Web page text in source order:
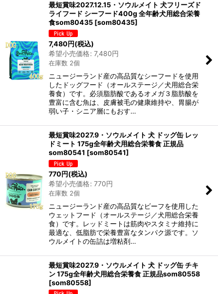
最短賞味2027.12.15・ソウルメイト 犬フリーズド
ライフード シーフード400g 全年齢犬用総合栄養
食som80435 [som80435]
7,480円(税込)
希望小売価格: 7,480円
在庫数 2個
ニュージーランド産の高品質なシーフードを使用
したドッグフード（オールステージ／犬用総合栄
養食）です。必須脂肪酸であるオメガ３脂肪酸を
豊富に含む魚は、皮膚被毛の健康維持や、胃腸が
弱い子・シニア層にもおす…
最短賞味2027.9・ソウルメイト 犬 ドッグ缶 レッ
ドミート 175g全年齢犬用総合栄養食 正規品
som80541 [som80541]
770円(税込)
希望小売価格: 770円
在庫数 2個
ニュージーランド産の高品質なビーフを使用した
ウェットフード（オールステージ／犬用総合栄養
食）です。レッドミートは筋肉やスタミナ維持に
最適な、低脂肪で栄養豊富なタンパク源です。ソ
ウルメイトの缶詰は増粘剤…
最短賞味2027.9・ソウルメイト 犬 ドッグ缶 チキ
ン 175g全年齢犬用総合栄養食 正規品som80558
[som80558]